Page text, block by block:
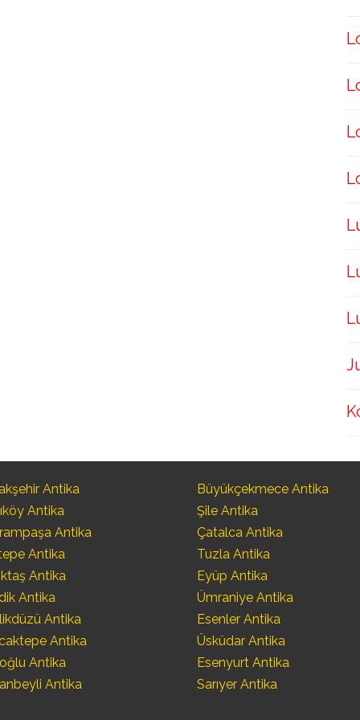
Antika
Antika
Antika
Antika
Antika
Antika
Antika
Antika
Antika
Antika
Büyükçekmece Antika
Şile Antika
Çatalca Antika
Tuzla Antika
Eyüp Antika
Ümraniye Antika
Esenler Antika
Üsküdar Antika
Esenyurt Antika
Sarıyer Antika